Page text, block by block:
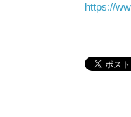
https://